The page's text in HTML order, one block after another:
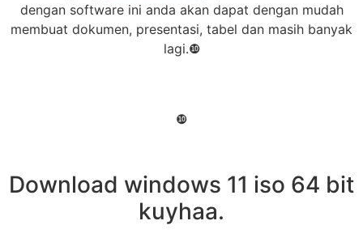
dengan software ini anda akan dapat dengan mudah
membuat dokumen, presentasi, tabel dan masih banyak
lagi.❿
❿
Download windows 11 iso 64 bit
kuyhaa.